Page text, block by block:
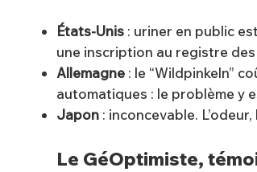
États-Unis: uriner en public
une inscription au registre
Allemagne: le “Wildpinkeln”
automatiques : le problème y
Japon: inconcevable.
Le GéOptimiste,